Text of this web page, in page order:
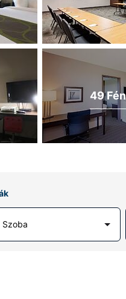
49
Szoba